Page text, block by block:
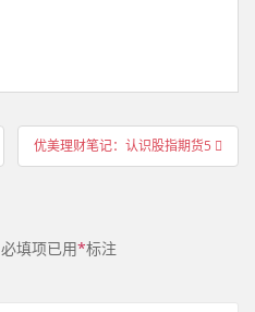
优美理财笔记：认识股指期货5
必填项已用*标注